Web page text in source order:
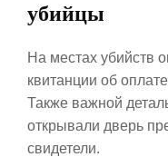
убийцы
На местах убийств
квитанции об
Также важной
открывали дверь
свидетели.